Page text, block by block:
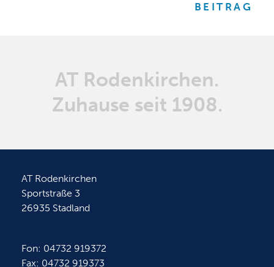
BEITRAG
AT Rodenkirchen.
Zuhause seit 1908.
AT Rodenkirchen
Sportstraße 3
26935 Stadland
Fon: 04732 919372
Fax: 04732 919373